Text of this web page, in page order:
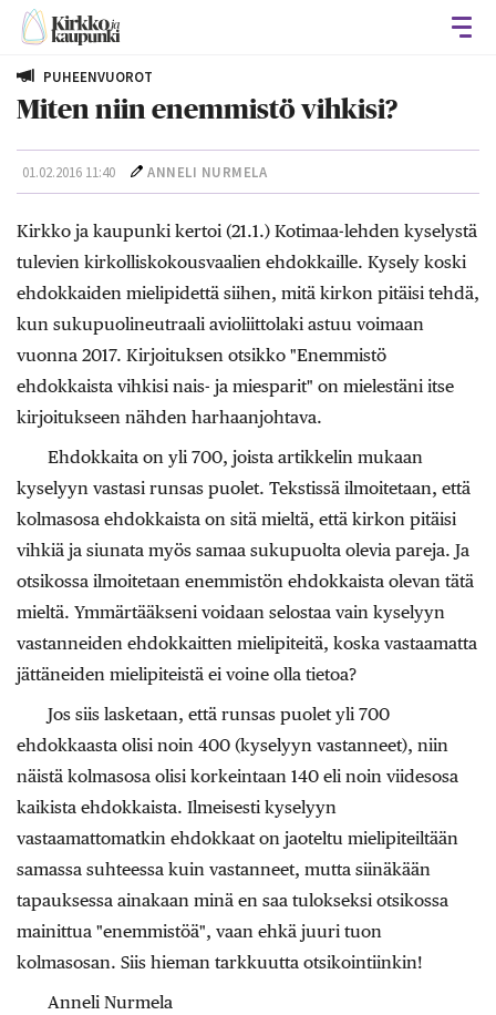
PUHEENVUOROT
Miten niin enemmistö vihkisi?
01.02.2016 11:40 ANNELI NURMELA
Kirkko ja kaupunki kertoi (21.1.) Kotimaa-lehden kyselystä
tulevien kirkolliskokousvaalien ehdokkaille. Kysely koski
ehdokkaiden mielipidettä siihen, mitä kirkon pitäisi tehdä,
kun sukupuolineutraali avioliittolaki astuu voimaan
vuonna 2017. Kirjoituksen otsikko "Enemmistö
ehdokkaista vihkisi nais- ja miesparit" on mielestäni itse
kirjoitukseen nähden harhaanjohtava.
Ehdokkaita on yli 700, joista artikkelin mukaan
kyselyyn vastasi runsas puolet. Tekstissä ilmoitetaan, että
kolmasosa ehdokkaista on sitä mieltä, että kirkon pitäisi
vihkiä ja siunata myös samaa sukupuolta olevia pareja. Ja
otsikossa ilmoitetaan enemmistön ehdokkaista olevan tätä
mieltä. Ymmärtääkseni voidaan selostaa vain kyselyyn
vastanneiden ehdokkaitten mielipiteitä, koska vastaamatta
jättäneiden mielipiteistä ei voine olla tietoa?
Jos siis lasketaan, että runsas puolet yli 700
ehdokkaasta olisi noin 400 (kyselyyn vastanneet), niin
näistä kolmasosa olisi korkeintaan 140 eli noin viidesosa
kaikista ehdokkaista. Ilmeisesti kyselyyn
vastaamattomatkin ehdokkaat on jaoteltu mielipiteiltään
samassa suhteessa kuin vastanneet, mutta siinäkään
tapauksessa ainakaan minä en saa tulokseksi otsikossa
mainittua "enemmistöä", vaan ehkä juuri tuon
kolmasosan. Siis hieman tarkkuutta otsikointiinkin!
Anneli Nurmela